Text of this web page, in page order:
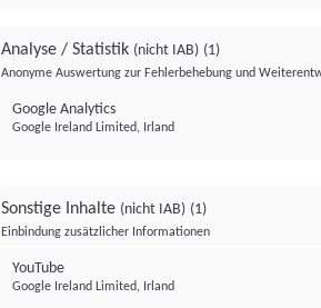
Analyse / Statistik (nicht IAB) (1)
Anonyme Auswertung zur Fehlerbehebung und
Google Analytics
Google Ireland Limited, Irland
Sonstige Inhalte (nicht IAB) (1)
Einbindung zusätzlicher Informationen
YouTube
Google Ireland Limited, Irland